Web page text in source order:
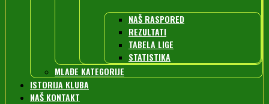
NAŠ RASPORED
REZULTATI
TABELA LIGE
STATISTIKA
MLAĐE KATEGORIJE
ISTORIJA KLUBA
NAŠ KONTAKT